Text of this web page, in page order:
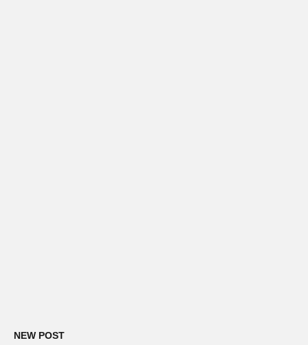
NEW POST